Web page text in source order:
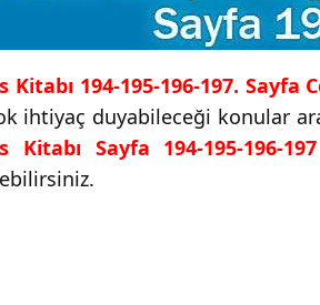
194-195-196-197. Sayfa
ihtiyaç duyabileceği konular
Kitabı Sayfa 194-195-196-